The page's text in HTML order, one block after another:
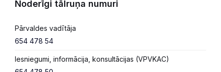
Noderīgi tālruņa numuri
Pārvaldes vadītāja
654 478 54
Iesniegumi, informācija, konsultācijas (VPVKAC)